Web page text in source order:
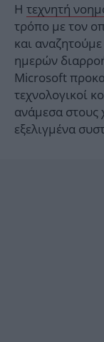
Η τεχνητή
τρόπο με τον
και
ημερών
Microsoft
τεχνολογικοί
ανάμεσα στους
εξελιγμένα